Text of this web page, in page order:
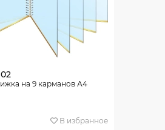
на 9 карманов А4
В избранное